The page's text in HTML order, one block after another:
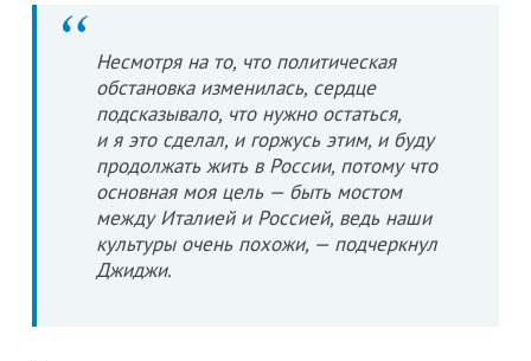
Несмотря на то, что политическая
обстановка изменилась, сердце
подсказывало, что нужно остаться,
и я это сделал, и горжусь этим, и буду
продолжать жить в России, потому что
основная моя цель — быть мостом
между Италией и Россией, ведь наши
культуры очень похожи, — подчеркнул
Джиджи.